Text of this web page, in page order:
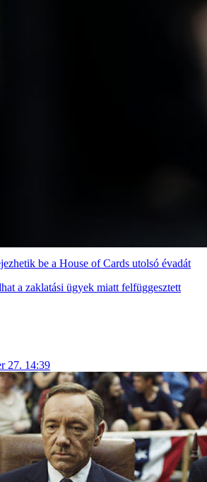
be a House of Cards utolsó évadát
a zaklatási ügyek miatt felfüggesztett
27. 14:39